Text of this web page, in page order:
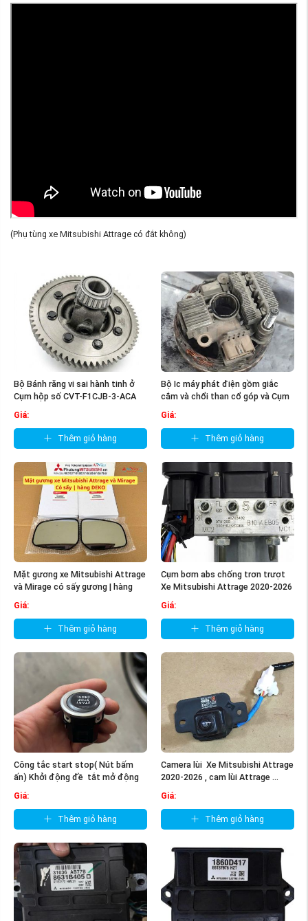
(Phụ tùng xe Mitsubishi Attrage có đắt không)
Bộ Bánh răng vi sai hành tinh ở
Cụm hộp số CVT-F1CJB-3-ACA
Giá:
Thêm giỏ hàng
Bộ Ic máy phát điện gồm giắc
cắm và chổi than cổ góp và Cụm
Giá:
Thêm giỏ hàng
Mặt gương xe Mitsubishi Attrage
và Mirage có sấy gương | hàng
Giá:
Thêm giỏ hàng
Cụm bơm abs chống trơn trượt
Xe Mitsubishi Attrage 2020-2026
Giá:
Thêm giỏ hàng
Công tắc start stop( Nút bấm
ấn) Khởi động đề tắt mở động
Giá:
Thêm giỏ hàng
Camera lùi Xe Mitsubishi Attrage
2020-2026 , cam lùi Attrage ...
Giá:
Thêm giỏ hàng